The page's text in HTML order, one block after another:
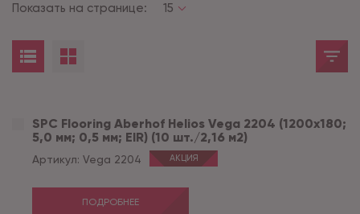
Показать на странице: 15
SPC Flooring Aberhof Helios Vega 2204 (1200х180;
5,0 мм; 0,5 мм; EIR) (10 шт./2,16 м2)
Артикул: Vega 2204 АКЦИЯ
ПОДРОБНЕЕ